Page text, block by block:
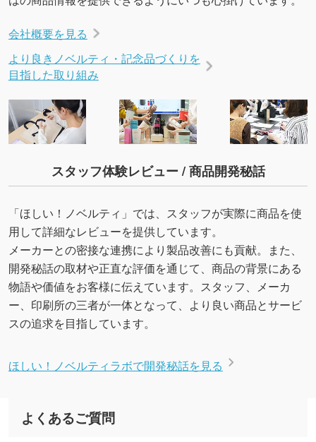
会社概要を見る
より良きノベルティ・記念品づくりを
目指した取り組み
スタッフ体験レビュー / 商品開発秘話
「ほしい！ノベルティ」では、スタッフが実際に商品を使
用して詳細なレビューを提供しています。
メーカーとの密接な連携により製品改善にも貢献。また、
開発秘話の取材や正直な評価を通じて、商品の背景にある
物語や価値をお客様に伝えています。スタッフ、メーカ
ー、印刷所の三者が一体となって、より良い商品とサービ
スの追求を目指しています。
ほしい！ノベルティラボで開発秘話を見る
よくあるご質問